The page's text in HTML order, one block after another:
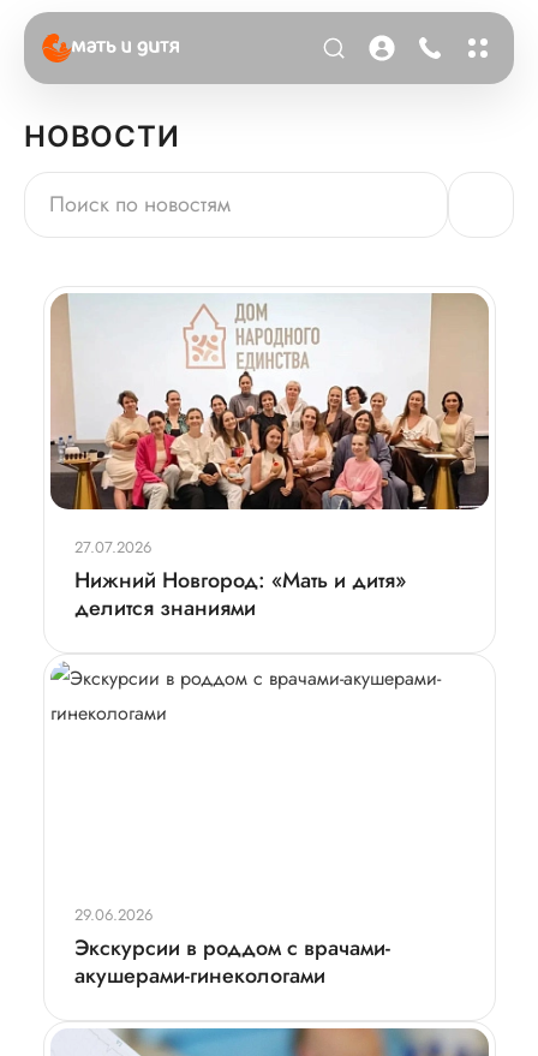
НОВОСТИ
27.07.2026
Нижний Новгород: «Мать и дитя»
делится знаниями
29.06.2026
Экскурсии в роддом c врачами-
акушерами-гинекологами